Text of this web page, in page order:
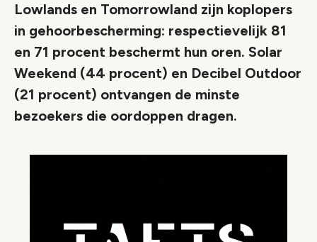
Lowlands en Tomorrowland zijn koplopers
in gehoorbescherming: respectievelijk 81
en 71 procent beschermt hun oren. Solar
Weekend (44 procent) en Decibel Outdoor
(21 procent) ontvangen de minste
bezoekers die oordoppen dragen.